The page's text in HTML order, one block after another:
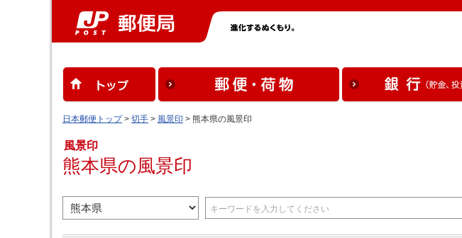
日本郵便トップ> 切手 > 風景印 > 熊本県の風景印
風景印
熊本県の風景印